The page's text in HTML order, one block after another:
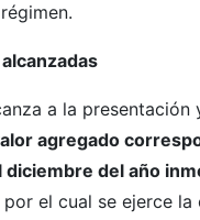
a la presentación
agregado
diciembre del año
por el cual se ejerce